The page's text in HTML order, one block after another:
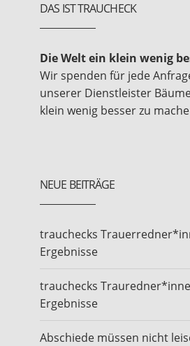
DAS IST TRAUCHECK
Die Welt ein klein wenig
Wir spenden für jede
unserer Dienstleister
klein wenig besser zu
NEUE BEITRÄGE
trauchecks
Ergebnisse
trauchecks
Ergebnisse
Abschiede müssen nicht